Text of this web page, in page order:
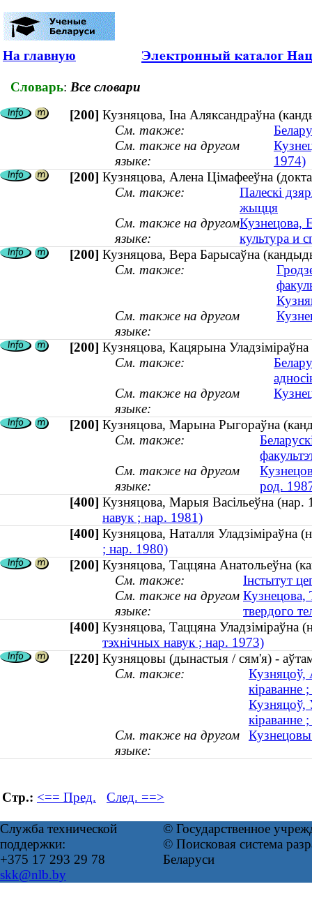
На главную
Словарь: Все словари
[200] Кузняцова, Іна Аляксандраўна
См. также:
См. также на другом
языке:
1974)
[200] Кузняцова, Алена Цімафееўна
См. также:
Палескі
жыцця
См. также на другом
языке:
Кузнецова,
культура и
[200] Кузняцова, Вера Барысаўна
См. также:
См. также на другом
языке:
[200] Кузняцова, Кацярына
См. также:
См. также на другом
языке:
[200] Кузняцова, Марына Рыгораўна
См. также:
См. также на другом
языке:
род.
[400] Кузняцова, Марыя Васільеўна
навук ; нар. 1981)
[400] Кузняцова, Наталля
; нар. 1980)
[200] Кузняцова, Таццяна Анатольеўна
См. также:
Інстытут
См. также на другом
языке:
Кузнецова,
твердого
[400] Кузняцова, Таццяна
тэхнічных навук ; нар. 1973)
[220] Кузняцовы (дынастыя / сям'я) -
См. также:
Кузняцоў,
кіраванне
Кузняцоў,
кіраванне
См. также на другом
языке:
Кузнецовы
Стр.: <== Пред. След. ==>
Служба технической
поддержки:
+375 17 293 29 78
skk@nlb.by
© Государственное
© Поисковая система
Беларуси